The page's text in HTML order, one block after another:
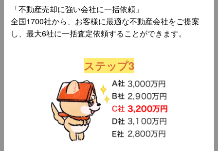
「不動産売却に強い会社に一括依頼」
全国1700社から、お客様に最適な不動産会社をご提案
し、最大6社に一括査定依頼することができます。
ステップ3